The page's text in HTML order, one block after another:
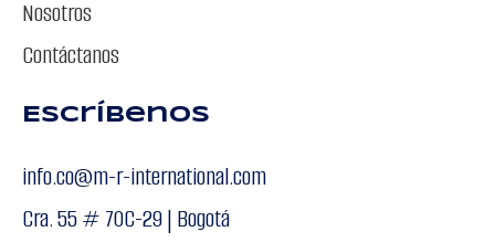
Nosotros
Contáctanos
Escríbenos
info.co@m-r-international.com
Cra. 55 # 70C-29 | Bogotá